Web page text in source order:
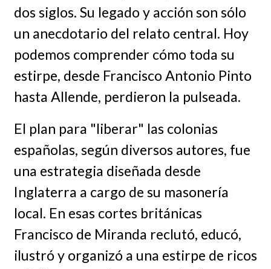
dos siglos. Su legado y acción son sólo
un anecdotario del relato central. Hoy
podemos comprender cómo toda su
estirpe, desde Francisco Antonio Pinto
hasta Allende, perdieron la pulseada.
El plan para "liberar" las colonias
españolas, según diversos autores, fue
una estrategia diseñada desde
Inglaterra a cargo de su masonería
local. En esas cortes británicas
Francisco de Miranda reclutó, educó,
ilustró y organizó a una estirpe de ricos